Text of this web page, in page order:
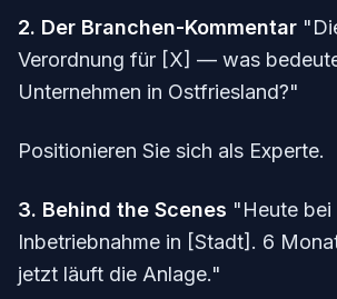
2. Der Branchen-Kommentar
Verordnung für [X] — was
Unternehmen in Ostfriesland?"
Positionieren Sie sich als Experte.
3. Behind the Scenes "Heute bei
Inbetriebnahme in [Stadt]. 6
jetzt läuft die Anlage."